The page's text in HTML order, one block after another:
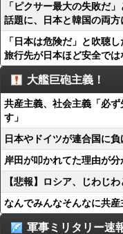
「ピクサー最大の失敗だ
話題に、日本と韓国の両方
「日本は危険だ」と吹聴
旅行先が日本ほど安全では
大艦巨砲主義！
共産主義、社会主義「必
す」
日本やドイツが連合国に
岸田が叩かれてた理由が分
【悲報】ロシア、じわじ
なんでみんなそんなに共産
軍事ミリタリー速